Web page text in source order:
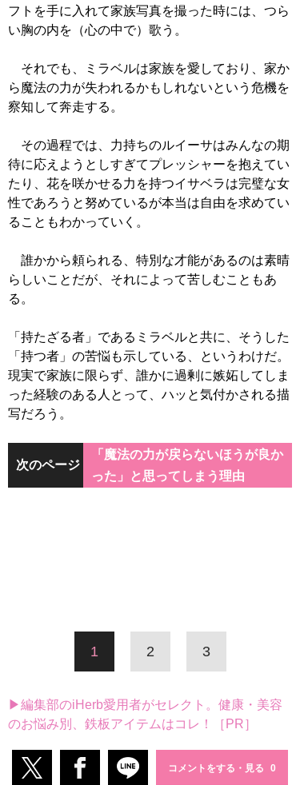
フトを手に入れて家族写真を撮った時には、つら
い胸の内を（心の中で）歌う。
それでも、ミラベルは家族を愛しており、家か
ら魔法の力が失われるかもしれないという危機を
察知して奔走する。
その過程では、力持ちのルイーサはみんなの期
待に応えようとしすぎてプレッシャーを抱えてい
たり、花を咲かせる力を持つイサベラは完璧な女
性であろうと努めているが本当は自由を求めてい
ることもわかっていく。
誰かから頼られる、特別な才能があるのは素晴
らしいことだが、それによって苦しむこともあ
る。
「持たざる者」であるミラベルと共に、そうした
「持つ者」の苦悩も示している、というわけだ。
現実で家族に限らず、誰かに過剰に嫉妬してしま
った経験のある人とって、ハッと気付かされる描
写だろう。
次のページ
「魔法の力が戻らないほうが良か
った」と思ってしまう理由
1 2 3
▶編集部のiHerb愛用者がセレクト。健康・美容
のお悩み別、鉄板アイテムはコレ！［PR］
コメントをする・見る